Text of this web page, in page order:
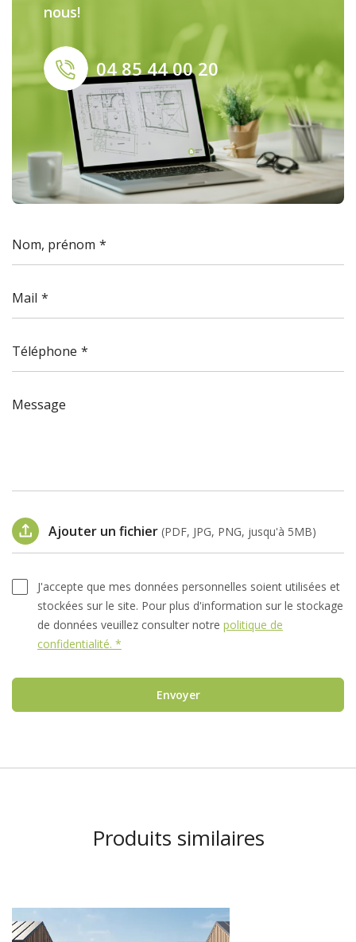
nous!
04 85 44 00 20
Nom, prénom
Mail
Téléphone
Message
Ajouter un fichier (PDF, JPG, PNG, jusqu'à 5MB)
J'accepte que mes données personnelles soient utilisées et
stockées sur le site. Pour plus d'information sur le stockage
de données veuillez consulter notre politique de
confidentialité. *
Envoyer
Produits similaires